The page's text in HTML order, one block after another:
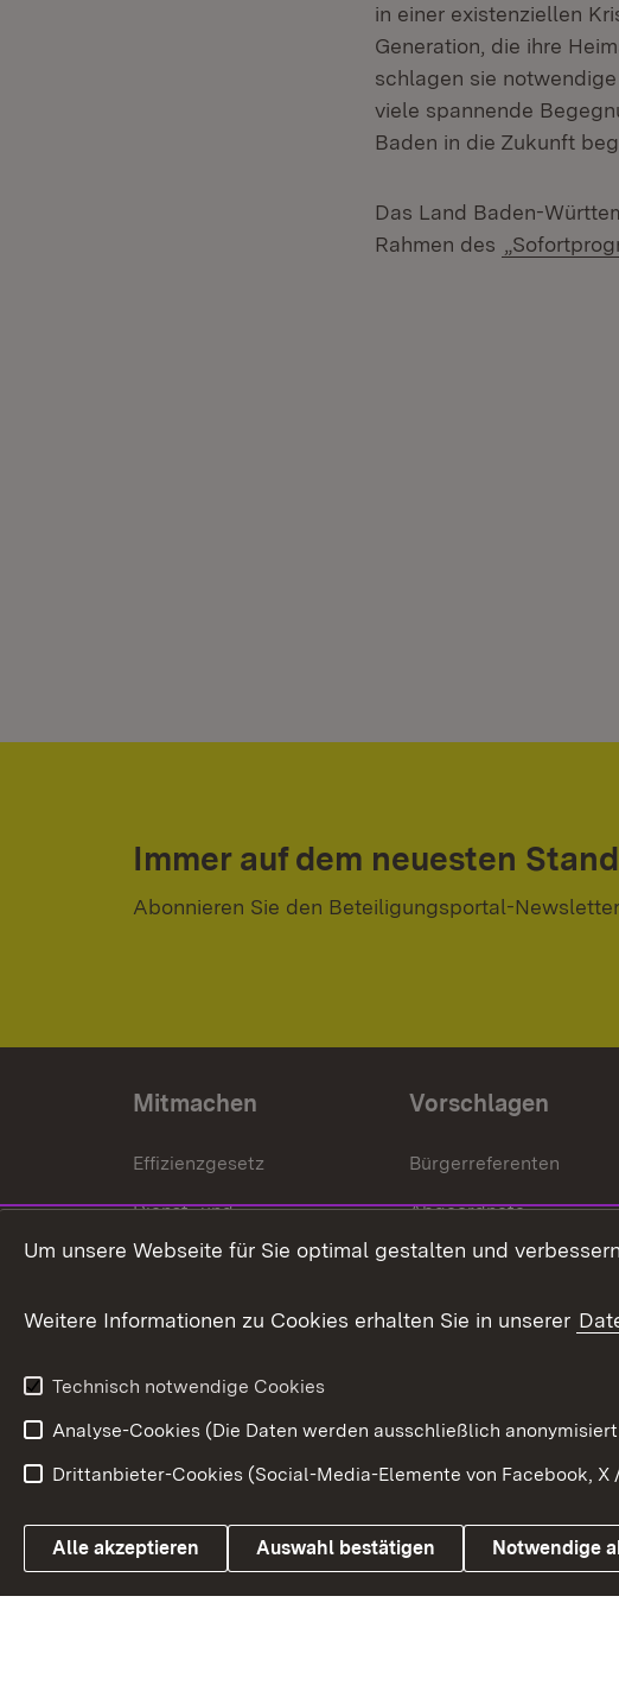
in einer existenziellen
Generation, die ihre
schlagen sie
viele spannende
Baden in die Zukunft
Das Land Baden-
Rahmen des
Immer auf dem neuesten Stand
Abonnieren Sie den Beteiligungsportal-Newsletter.
Mitmachen
Effizienzgesetz
Dienst- und
Versorgungsbezüge
Weitere
Vorschlagen
Bürgerreferenten
Abgeordnete
Bürgerbeauftragte
Link zum Landesportal
Um unsere Webseite für Sie optimal gestalten und
Weitere Informationen zu Cookies erhalten Sie in unserer
Technisch notwendige Cookies
Analyse-Cookies (Die Daten werden ausschließlich
Drittanbieter-Cookies (Social-Media-Elemente von Facebook,
Alle akzeptieren Auswahl bestätigen Notwendige